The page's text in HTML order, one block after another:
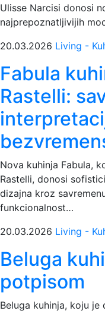
Ulisse Narcisi donosi
najprepoznatljivijih
20.03.2026 Living -
Fabula
Rastelli:
Nova kuhinja Fabula,
Rastelli, donosi
dizajna kroz
funkcionalnost…
20.03.2026 Living -
Beluga
potpisom
Beluga kuhinja, koju je